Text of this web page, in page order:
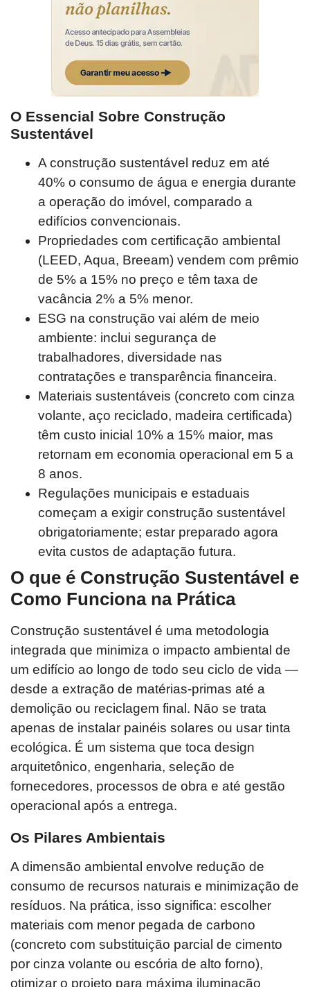
O Essencial Sobre Construção
Sustentável
A construção sustentável reduz em até
40% o consumo de água e energia durante
a operação do imóvel, comparado a
edifícios convencionais.
Propriedades com certificação ambiental
(LEED, Aqua, Breeam) vendem com prêmio
de 5% a 15% no preço e têm taxa de
vacância 2% a 5% menor.
ESG na construção vai além de meio
ambiente: inclui segurança de
trabalhadores, diversidade nas
contratações e transparência financeira.
Materiais sustentáveis (concreto com cinza
volante, aço reciclado, madeira certificada)
têm custo inicial 10% a 15% maior, mas
retornam em economia operacional em 5 a
8 anos.
Regulações municipais e estaduais
começam a exigir construção sustentável
obrigatoriamente; estar preparado agora
evita custos de adaptação futura.
O que é Construção Sustentável e
Como Funciona na Prática
Construção sustentável é uma metodologia
integrada que minimiza o impacto ambiental de
um edifício ao longo de todo seu ciclo de vida —
desde a extração de matérias-primas até a
demolição ou reciclagem final. Não se trata
apenas de instalar painéis solares ou usar tinta
ecológica. É um sistema que toca design
arquitetônico, engenharia, seleção de
fornecedores, processos de obra e até gestão
operacional após a entrega.
Os Pilares Ambientais
A dimensão ambiental envolve redução de
consumo de recursos naturais e minimização de
resíduos. Na prática, isso significa: escolher
materiais com menor pegada de carbono
(concreto com substituição parcial de cimento
por cinza volante ou escória de alto forno),
otimizar o projeto para máxima iluminação